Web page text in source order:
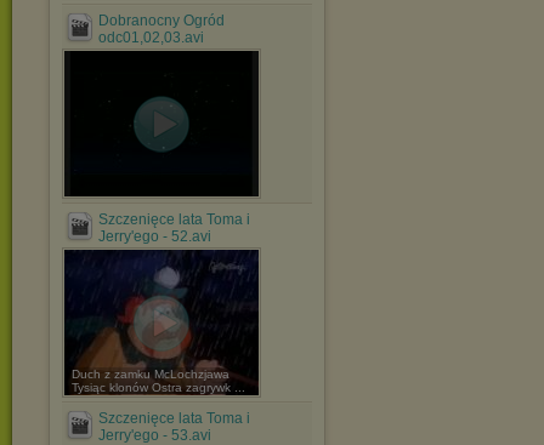
Dobranocny Ogród
odc01,02,03.avi
Szczenięce lata Toma i
Jerry'ego - 52.avi
Duch z zamku McLochzjawa
Tysiąc klonów Ostra zagrywk ...
Szczenięce lata Toma i
Jerry'ego - 53.avi